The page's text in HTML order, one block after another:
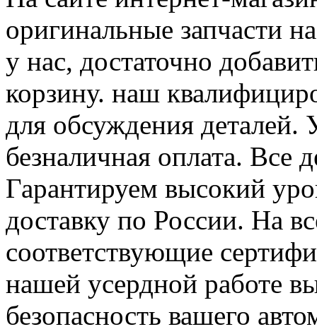
оригинальные запчасти
у нас, достаточно
корзину. наш
для обсуждения деталей.
безналичная оплата. Все
Гарантируем высокий
доставку по России. На
соответствующие
нашей усердной работе
безопасность вашего